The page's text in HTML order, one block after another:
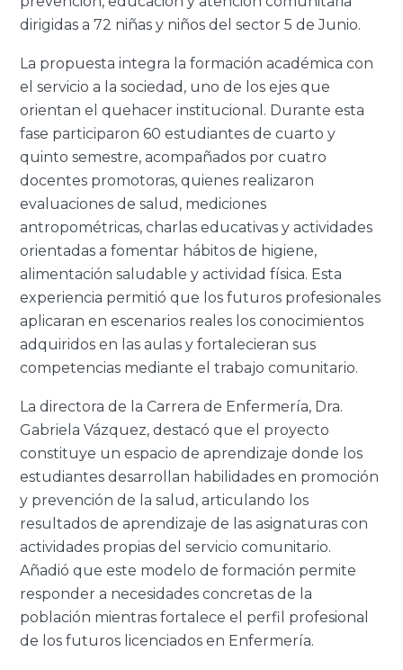
dirigidas a 72 niñas y niños del sector 5 de Junio.
La propuesta integra la formación académica con
el servicio a la sociedad, uno de los ejes que
orientan el quehacer institucional. Durante esta
fase participaron 60 estudiantes de cuarto y
quinto semestre, acompañados por cuatro
docentes promotoras, quienes realizaron
evaluaciones de salud, mediciones
antropométricas, charlas educativas y actividades
orientadas a fomentar hábitos de higiene,
alimentación saludable y actividad física. Esta
experiencia permitió que los futuros profesionales
aplicaran en escenarios reales los conocimientos
adquiridos en las aulas y fortalecieran sus
competencias mediante el trabajo comunitario.
La directora de la Carrera de Enfermería, Dra.
Gabriela Vázquez, destacó que el proyecto
constituye un espacio de aprendizaje donde los
estudiantes desarrollan habilidades en promoción
y prevención de la salud, articulando los
resultados de aprendizaje de las asignaturas con
actividades propias del servicio comunitario.
Añadió que este modelo de formación permite
responder a necesidades concretas de la
población mientras fortalece el perfil profesional
de los futuros licenciados en Enfermería.